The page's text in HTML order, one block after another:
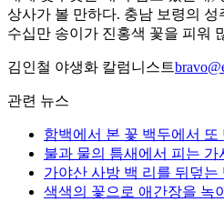
상사가 볼 만하다. 충남 보령의
수십만 송이가 진홍색 꽃을 피워
김인철 야생화 칼럼니스트
관련 뉴스
함백에서 본 꽃 백두에서
불과 물의 틈새에서 피는 가
가야산 사방 백 리를 뒤덮는
색색의 꽃으로 애간장을 녹